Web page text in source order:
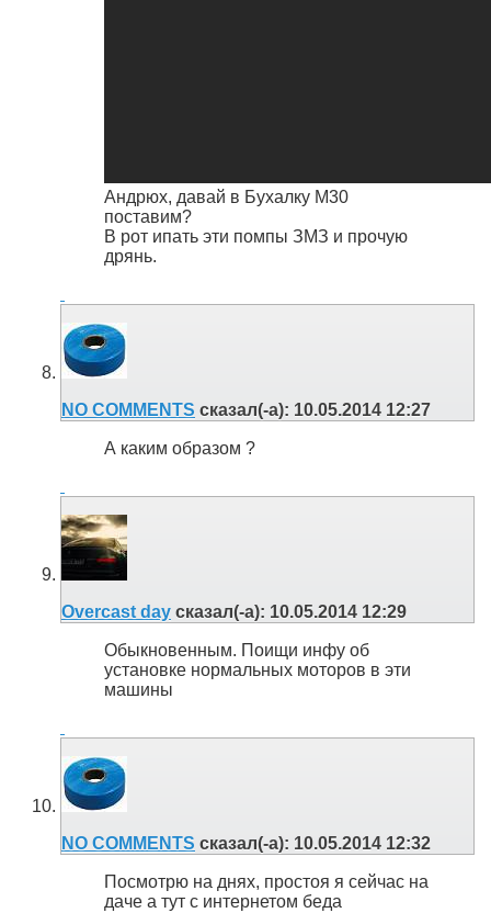
Андрюх, давай в Бухалку М30
поставим?
В рот ипать эти помпы ЗМЗ и прочую
дрянь.
NO COMMENTS сказал(-а): 10.05.2014 12:27
А каким образом ?
Overcast day сказал(-а): 10.05.2014 12:29
Обыкновенным. Поищи инфу об
установке нормальных моторов в эти
машины
NO COMMENTS сказал(-а): 10.05.2014 12:32
Посмотрю на днях, простоя я сейчас на
даче а тут с интернетом беда